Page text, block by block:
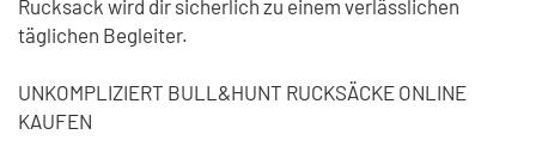
Rucksack wird dir sicherlich zu einem verlässlichen
täglichen Begleiter.
UNKOMPLIZIERT BULL&HUNT RUCKSÄCKE ONLINE
KAUFEN